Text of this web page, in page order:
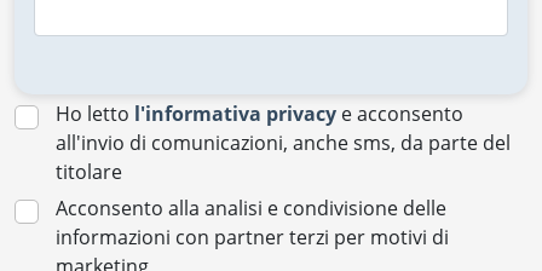
Ho letto l'informativa privacy e acconsento
all'invio di comunicazioni, anche sms, da parte del
titolare
Acconsento alla analisi e condivisione delle
informazioni con partner terzi per motivi di